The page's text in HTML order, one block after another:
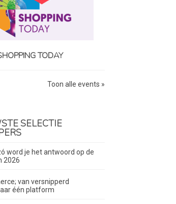
TODAY
Toon alle events »
SELECTIE
word je het antwoord op de
2026
van versnipperd
één platform